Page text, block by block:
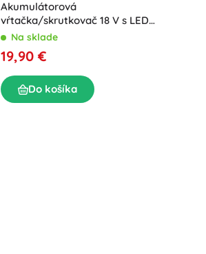
Akumulátorová
vŕtačka/skrutkovač 18 V s LED,
2× 2 Ah batérie a kufor s
príslušenstvom
Na sklade
19,90 €
Do košíka